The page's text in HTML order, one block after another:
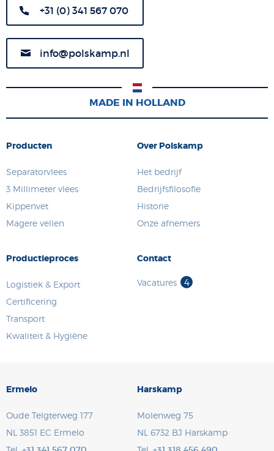
+31 (0) 341 567 070
info@polskamp.nl
MADE IN HOLLAND
Producten
Separatorvlees
3 Millimeter vlees
Kippenvet
Magere vellen
Over Polskamp
Het bedrijf
Bedrijfsfilosofie
Historie
Onze afnemers
Productieproces
Logistiek & Export
Certificering
Transport
Kwaliteit & Hygiëne
Contact
Vacatures 4
Ermelo
Oude Telgterweg 177
NL 3851 EC Ermelo
Harskamp
Molenweg 75
NL 6732 BJ Harskamp